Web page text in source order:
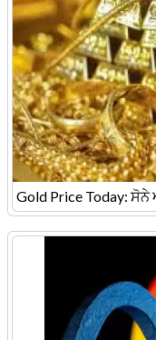
Gold Price Today: ਸੋਨੇ